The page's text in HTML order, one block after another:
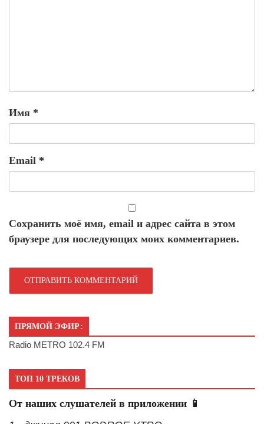
Имя *
Email *
Сохранить моё имя, email и адрес сайта в этом
браузере для последующих моих комментариев.
ПРЯМОЙ ЭФИР:
Radio METRO 102.4 FM
ТОП 10 ТРЕКОВ
От наших слушателей в приложении 📱